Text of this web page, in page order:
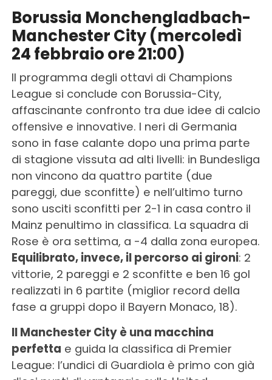
Borussia Monchengladbach-
Manchester City (mercoledì
24 febbraio ore 21:00)
Il programma degli ottavi di Champions
League si conclude con Borussia-City,
affascinante confronto tra due idee di calcio
offensive e innovative. I neri di Germania
sono in fase calante dopo una prima parte
di stagione vissuta ad alti livelli: in Bundesliga
non vincono da quattro partite (due
pareggi, due sconfitte) e nell’ultimo turno
sono usciti sconfitti per 2-1 in casa contro il
Mainz penultimo in classifica. La squadra di
Rose è ora settima, a -4 dalla zona europea.
Equilibrato, invece, il percorso ai gironi: 2
vittorie, 2 pareggi e 2 sconfitte e ben 16 gol
realizzati in 6 partite (miglior record della
fase a gruppi dopo il Bayern Monaco, 18).
Il Manchester City è una macchina
perfetta e guida la classifica di Premier
League: l’undici di Guardiola è primo con già